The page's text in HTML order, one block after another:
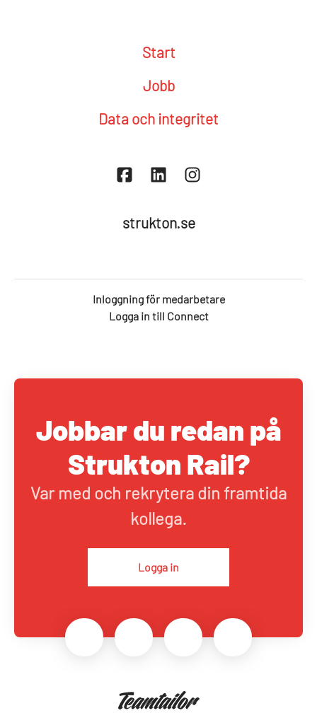
Start
Jobb
Data och integritet
strukton.se
Inloggning för medarbetare
Logga in till Connect
Jobbar du redan på
Strukton Rail?
Var med och rekrytera din framtida
kollega.
Logga in